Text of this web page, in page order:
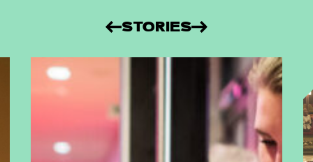
STORIES